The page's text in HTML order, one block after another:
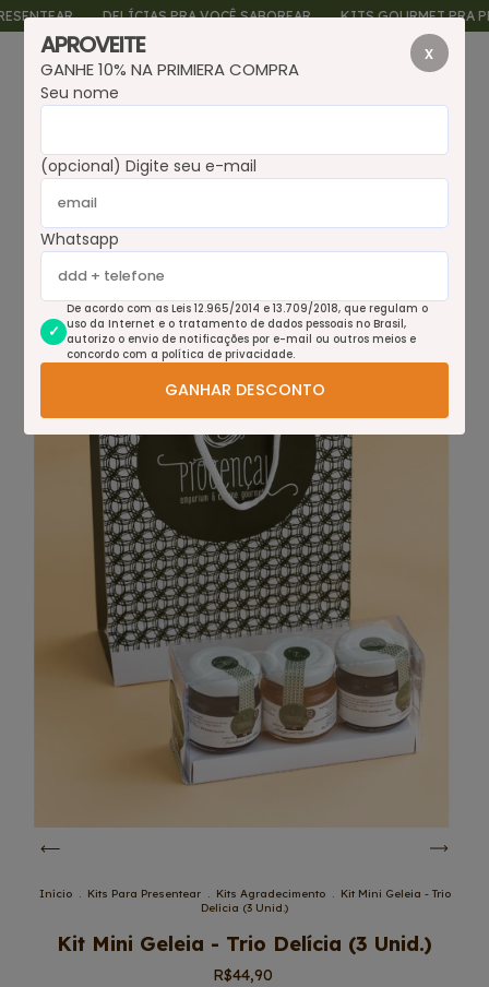
DELÍCIAS PRA VOCÊ SABOREAR KITS GOURMET PRA
Início . Kits Para Presentear . Kits Agradecimento . Kit Mini Geleia - Trio
Delícia (3 Unid.)
Kit Mini Geleia - Trio Delícia (3 Unid.)
R$44,90
x
APROVEITE
GANHE 10% NA PRIMIERA COMPRA
Seu nome
(opcional) Digite seu e-mail
Whatsapp
De acordo com as Leis 12.965/2014 e 13.709/2018, que regulam o
uso da Internet e o tratamento de dados pessoais no Brasil,
autorizo o envio de notificações por e-mail ou outros meios e
concordo com a política de privacidade.
GANHAR DESCONTO